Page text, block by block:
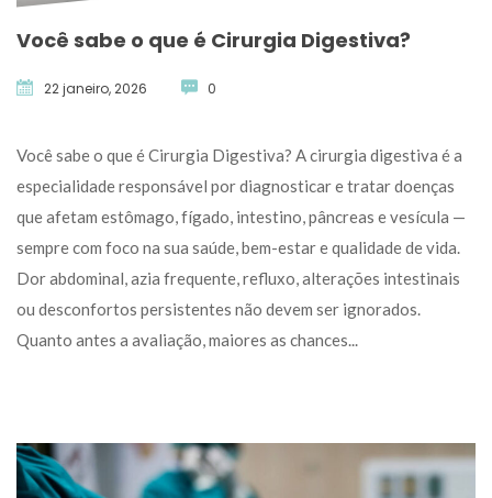
Você sabe o que é Cirurgia Digestiva?
22 janeiro, 2026 0
Você sabe o que é Cirurgia Digestiva? A cirurgia digestiva é a
especialidade responsável por diagnosticar e tratar doenças
que afetam estômago, fígado, intestino, pâncreas e vesícula —
empre com foco na sua saúde, bem-estar e qualidade de vida.
Dor abdominal, azia frequente, refluxo, alterações intestinais
ou desconfortos persistentes não devem ser ignorados.
Quanto antes a avaliação, maiores as chances...